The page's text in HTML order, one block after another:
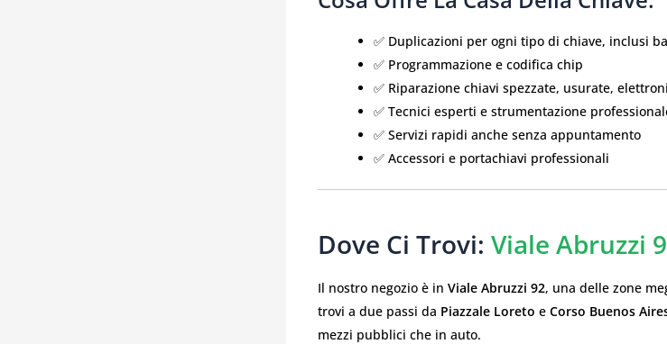
✅ Duplicazioni per ogni tipo di chiave, inclusi
✅ Programmazione e codifica chip
✅ Riparazione chiavi spezzate, usurate,
✅ Tecnici esperti e strumentazione
✅ Servizi rapidi anche senza appuntamento
✅ Accessori e portachiavi professionali
Dove Ci Trovi: Viale Abruzzi
Il nostro negozio è in Viale Abruzzi 92, una delle zone
trovi a due passi da Piazzale Loreto e Corso Buenos
mezzi pubblici che in auto.